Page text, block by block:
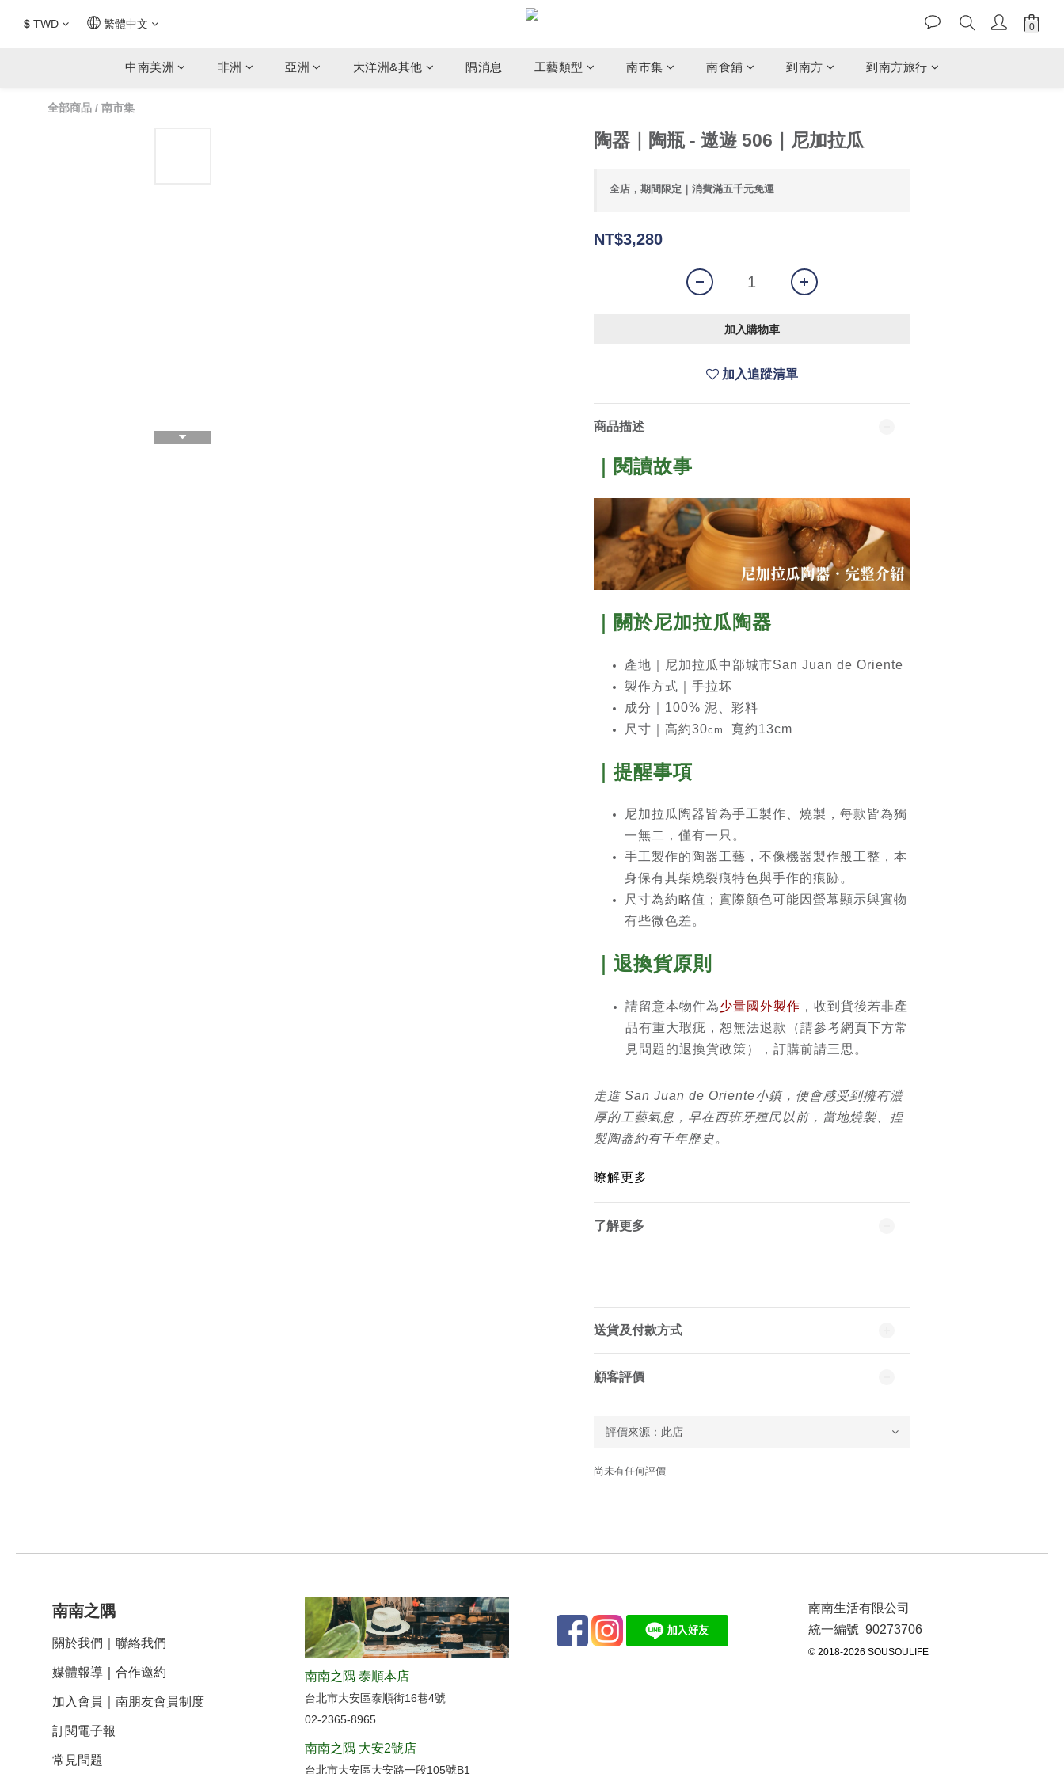
$ TWD 繁體中文
中南美洲 非洲 亞洲 大洋洲&其他 隅消息 工藝類型 南市集 南食舖 到南方 到南方旅行
全部商品 / 南市集
陶器｜陶瓶 - 遨遊 506｜尼加拉瓜
全店，期間限定｜消費滿五千元免運
NT$3,280
加入購物車
加入追蹤清單
商品描述
｜閱讀故事
｜關於尼加拉瓜陶器
產地｜尼加拉瓜中部城市San Juan de Oriente
製作方式｜手拉坏
成分｜100% 泥、彩料
尺寸｜高約30cm 寬約13cm
｜提醒事項
尼加拉瓜陶器皆為手工製作、燒製，每款皆為獨
一無二，僅有一只。
手工製作的陶器工藝，不像機器製作般工整，本
身保有其柴燒裂痕特色與手作的痕跡。
尺寸為約略值；實際顏色可能因螢幕顯示與實物
有些微色差。
｜退換貨原則
請留意本物件為少量國外製作 ，收到貨後若非產
品有重大瑕疵，恕無法退款（請參考網頁下方常
見問題的退換貨政策），訂購前請三思。
走進 San Juan de Oriente小鎮，便會感受到擁有濃
厚的工藝氣息，早在西班牙殖民以前，當地燒製、捏
製陶器約有千年歷史。
暸解更多
了解更多
送貨及付款方式
顧客評價
尚未有任何評價
南南之隅
關於我們 聯絡我們
媒體報導 合作邀約
加入會員｜南朋友會員制度
訂閱電子報
常見問題
南南之隅 泰順本店
台北市大安區泰順街16巷4號
02-2365-8965
南南之隅 大安2號店
台北市大安區大安路一段105號B1
南南生活有限公司
統一編號 90273706
© 2018-2026 SOUSOULIFE